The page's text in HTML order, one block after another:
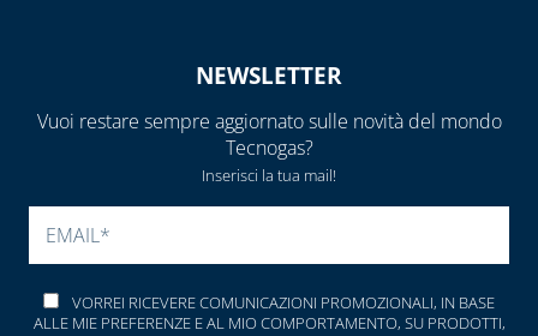
NEWSLETTER
Vuoi restare sempre aggiornato sulle novità del mondo
Tecnogas?
Inserisci la tua mail!
VORREI RICEVERE COMUNICAZIONI PROMOZIONALI, IN BASE
ALLE MIE PREFERENZE E AL MIO COMPORTAMENTO, SU PRODOTTI,